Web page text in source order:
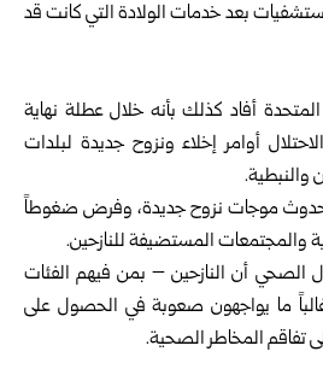
بعد خدمات الولادة التي كانت قد
أفاد كذلك بأنه خلال عطلة نهاية
أوامر إخلاء ونزوح جديدة لبلدات
موجات نزوح جديدة، وفرض ضغوطاً
والمجتمعات المستضيفة للنازحين.
الصحي أن النازحين – بمن فيهم الفئات
ما يواجهون صعوبة في الحصول على
تفاقم المخاطر الصحية.‏